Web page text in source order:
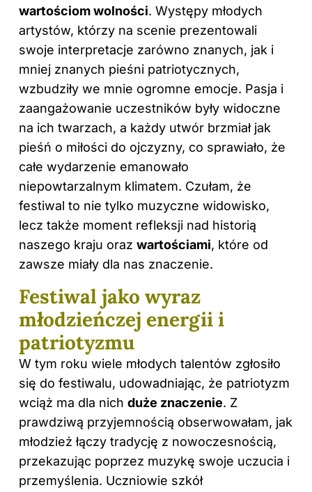
wartościom wolności. Występy młodych
artystów, którzy na scenie prezentowali
swoje interpretacje zarówno znanych, jak i
mniej znanych pieśni patriotycznych,
wzbudziły we mnie ogromne emocje. Pasja i
zaangażowanie uczestników były widoczne
na ich twarzach, a każdy utwór brzmiał jak
pieśń o miłości do ojczyzny, co sprawiało, że
całe wydarzenie emanowało
niepowtarzalnym klimatem. Czułam, że
festiwal to nie tylko muzyczne widowisko,
lecz także moment refleksji nad historią
naszego kraju oraz wartościami, które od
zawsze miały dla nas znaczenie.
Festiwal jako wyraz
młodzieńczej energii i
patriotyzmu
W tym roku wiele młodych talentów zgłosiło
się do festiwalu, udowadniając, że patriotyzm
wciąż ma dla nich duże znaczenie. Z
prawdziwą przyjemnością obserwowałam, jak
młodzież łączy tradycję z nowoczesnością,
przekazując poprzez muzykę swoje uczucia i
przemyślenia. Uczniowie szkół